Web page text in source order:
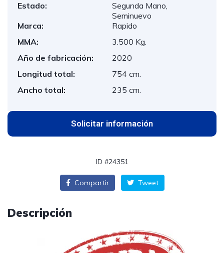
Estado:
Segunda Mano,
Seminuevo
Marca:
Rapido
MMA:
3.500 Kg.
Año de fabricación:
2020
Longitud total:
754 cm.
Ancho total:
235 cm.
Solicitar información
ID #24351
Compartir Tweet
Descripción